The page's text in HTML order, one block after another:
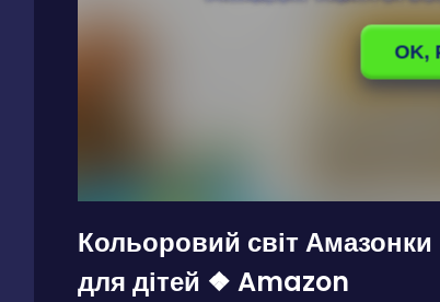
Кольоровий світ Амазонки
для дітей ❖ Amazon